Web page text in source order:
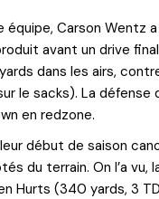
équipe, Carson Wentz
avant un drive
dans les airs,
le sacks). La défense
en redzone.
début de saison
du terrain. On l’a
Hurts (340 yards, 3